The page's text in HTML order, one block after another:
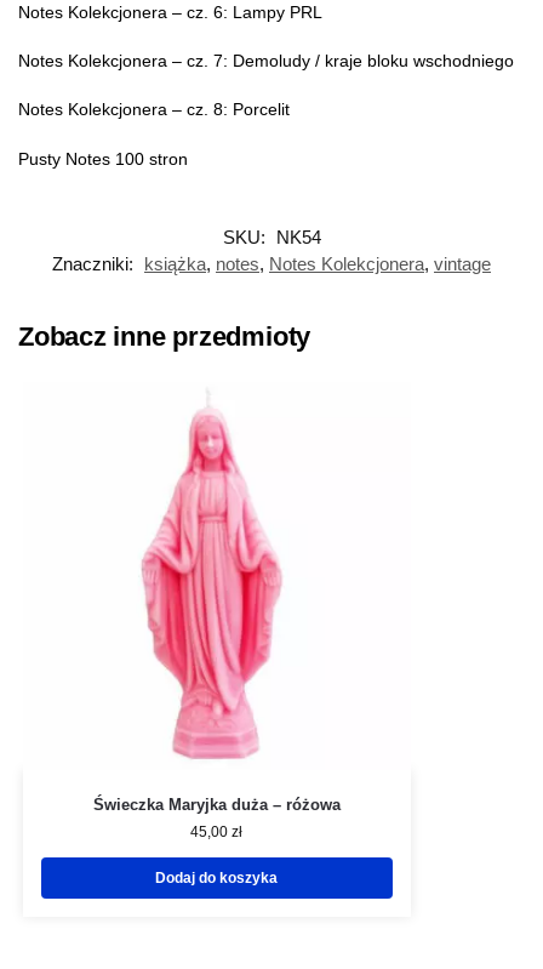
Notes Kolekcjonera – cz. 6: Lampy PRL
Notes Kolekcjonera – cz. 7: Demoludy / kraje bloku wschodniego
Notes Kolekcjonera – cz. 8: Porcelit
Pusty Notes 100 stron
SKU:
NK54
Znaczniki:
książka, notes, Notes Kolekcjonera, vintage
Zobacz inne przedmioty
Świeczka Maryjka duża – różowa
45,00zł
Dodaj do koszyka